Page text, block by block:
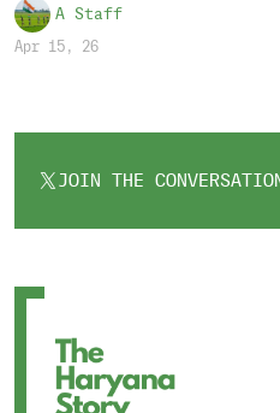
A Staff
Apr 15, 26
JOIN THE
OPENS